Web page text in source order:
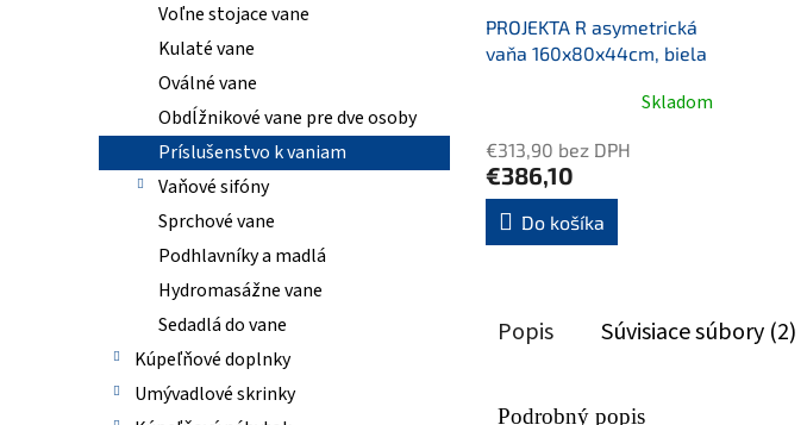
Voľne stojace vane
Kulaté vane
Oválné vane
Obdĺžnikové vane pre dve osoby
Príslušenstvo k vaniam
Vaňové sifóny
Sprchové vane
Podhlavníky a madlá
Hydromasážne vane
Sedadlá do vane
Kúpeľňové doplnky
Umývadlové skrinky
PROJEKTA R asymetrická
vaňa 160x80x44cm, biela
Skladom
€313,90 bez DPH
€386,10
Do košíka
Popis Súvisiace súbory (2)
Podrobný popis